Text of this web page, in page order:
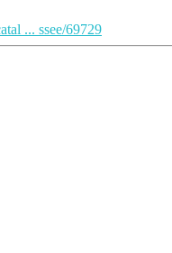
... ssee/69729